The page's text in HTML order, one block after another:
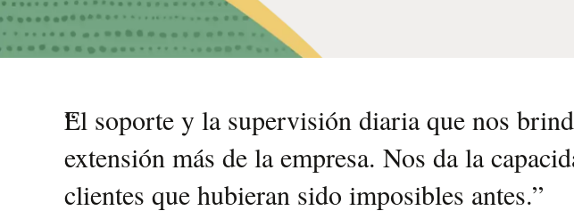
“
El soporte y la supervisión diaria que nos
extensión más de la empresa. Nos da la
clientes que hubieran sido imposibles antes.”